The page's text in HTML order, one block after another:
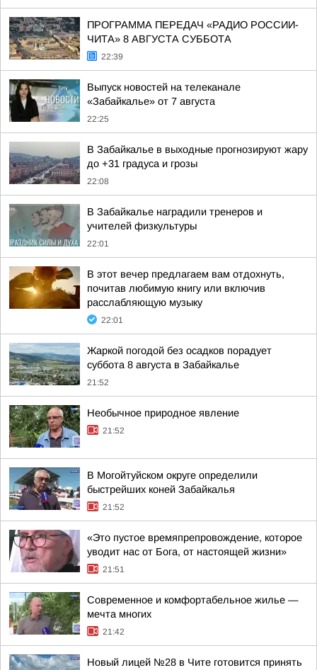
ПРОГРАММА ПЕРЕДАЧ «РАДИО РОССИИ-
ЧИТА» 8 АВГУСТА СУББОТА
22:39
Выпуск новостей на телеканале
«Забайкалье» от 7 августа
22:25
В Забайкалье в выходные прогнозируют жару
до +31 градуса и грозы
22:08
В Забайкалье наградили тренеров и
учителей физкультуры
22:01
В этот вечер предлагаем вам отдохнуть,
почитав любимую книгу или включив
расслабляющую музыку
22:01
Жаркой погодой без осадков порадует
суббота 8 августа в Забайкалье
21:52
Необычное природное явление
21:52
В Могойтуйском округе определили
быстрейших коней Забайкалья
21:52
«Это пустое времяпрепровождение, которое
уводит нас от Бога, от настоящей жизни»
21:51
Современное и комфортабельное жилье —
мечта многих
21:42
Новый лицей №28 в Чите готовится принять